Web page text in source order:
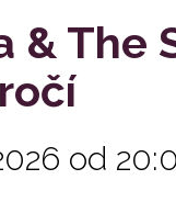
& The
od